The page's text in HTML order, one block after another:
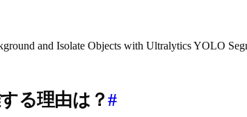
and Isolate Objects with Ultralytics YOLO
る理由は？#